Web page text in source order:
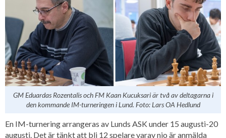
GM Eduardas Rozentalis och FM Kaan Kucuksari är två av deltagarna i
den kommande IM-turneringen i Lund. Foto: Lars OA Hedlund
En IM-turnering arrangeras av Lunds ASK under 15 augusti-20
augusti. Det är tänkt att bli 12 spelare varav nio är anmälda